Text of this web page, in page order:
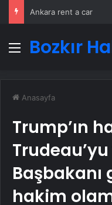
Ankara rent a car
Menü
Bozkır
Anasayfa
Trump’ın
Başbakanı
hakim